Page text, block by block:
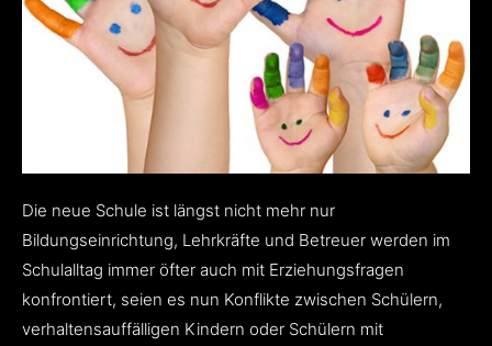
Die neue Schule ist längst nicht mehr nur
Bildungseinrichtung, Lehrkräfte und Betreuer werden im
Schulalltag immer öfter auch mit Erziehungsfragen
konfrontiert, seien es nun Konflikte zwischen Schülern,
verhaltensauffälligen Kindern oder Schülern mit